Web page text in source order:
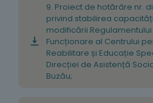
9. Proiect de hotărâre nr.
privind stabilirea
modificării
Funcționare al Centrului
Reabilitare și Educație
Direcției de Asistență
Buzău;